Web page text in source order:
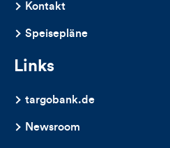
Kontakt
Speisepläne
Links
targobank.de
Newsroom